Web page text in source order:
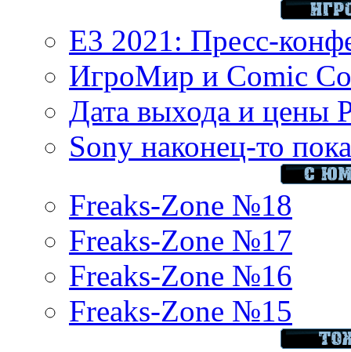
E3 2021: Пресс-
ИгроМир и Comic
Дата выхода и цены
Sony наконец-то
Freaks-Zone №18
Freaks-Zone №17
Freaks-Zone №16
Freaks-Zone №15